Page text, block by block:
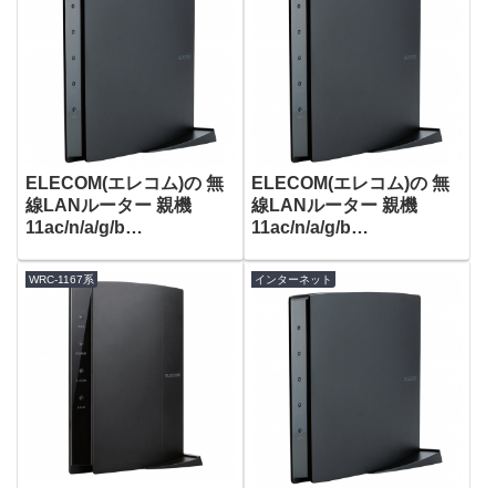
ELECOM(エレコム)の 無
線LANルーター 親機
11ac/n/a/g/b
F1167ACG がタイムセー
ルで7,980円！
ELECOM(エレコム)の 無
線LANルーター 親機
11ac/n/a/g/b
F1167ACG がタイムセー
ルで7,980円！
WRC-1167系 インターネット